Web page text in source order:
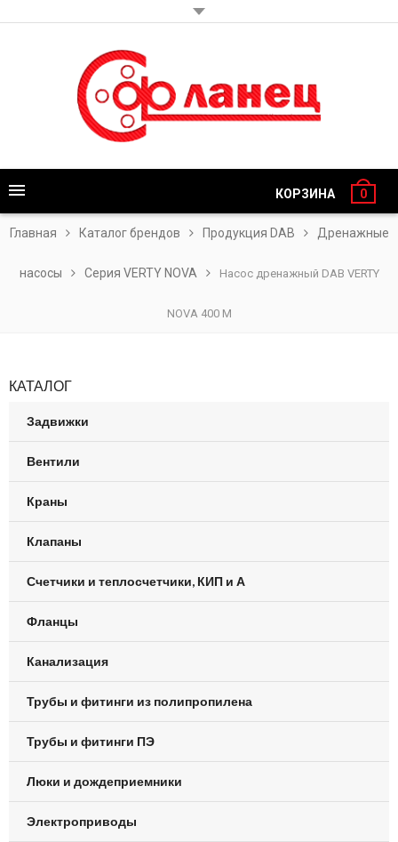
КОРЗИНА 0
Главная Каталог брендов Продукция DAB Дренажные
насосы Серия VERTY NOVA Насос дренажный DAB VERTY
NOVA 400 M
КАТАЛОГ
Задвижки
Вентили
Краны
Клапаны
Счетчики и теплосчетчики, КИП и А
Фланцы
Канализация
Трубы и фитинги из полипропилена
Трубы и фитинги ПЭ
Люки и дождеприемники
Электроприводы